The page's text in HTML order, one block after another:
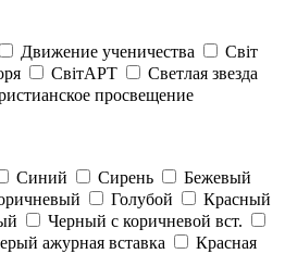
Движение ученичества
Світ
СвітАРТ
Светлая звезда
просвещение
Синий Сирень
Бежевый
Голубой
Красный
Черный с коричневой вст.
ажурная вставка
Красная